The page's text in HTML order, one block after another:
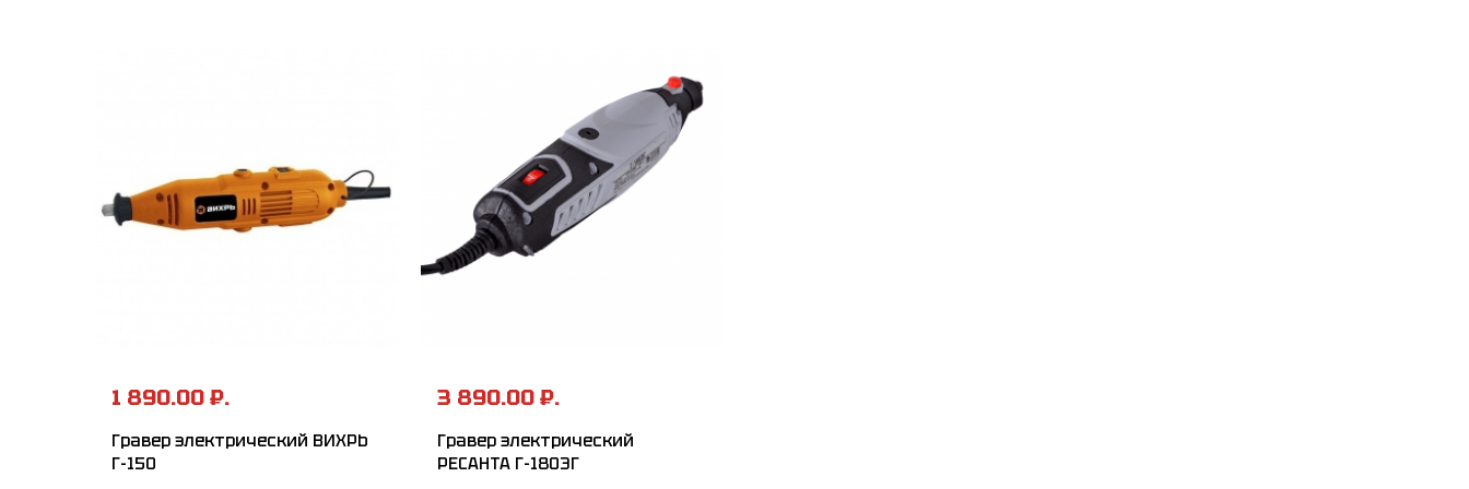
1 890.00 ₽.
Гравер электрический ВИХРЬ
Г-150
3 890.00 ₽.
Гравер электрический
РЕСАНТА Г-180ЭГ